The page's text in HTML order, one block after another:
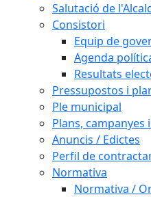
Salutació de
Consistori
Equip de
Agenda
Resultats
Pressupostos i
Ple municipal
Plans, campanyes
Anuncis / Edictes
Perfil de
Normativa
Normativa /